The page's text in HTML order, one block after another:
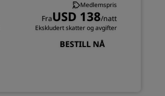
Medlemspris
FraUSD 138/natt
Ekskludert skatter og avgifter
BESTILL NÅ